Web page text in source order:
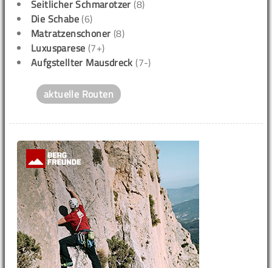
Seitlicher Schmarotzer (8)
Die Schabe (6)
Matratzenschoner (8)
Luxusparese (7+)
Aufgstellter Mausdreck (7-)
aktuelle Routen